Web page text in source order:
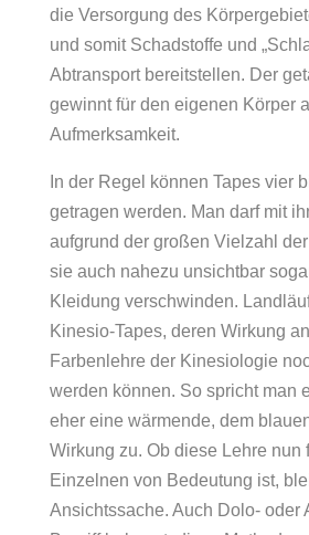
die Versorgung des
und somit Schadstoffe und
Abtransport bereitstellen. Der
gewinnt für den eigenen Körper
Aufmerksamkeit.
In der Regel können Tapes vier
getragen werden. Man darf mit
aufgrund der großen Vielzahl
sie auch nahezu unsichtbar
Kleidung verschwinden.
Kinesio-Tapes, deren Wirkung
Farbenlehre der Kinesiologie
werden können. So spricht man
eher eine wärmende, dem
Wirkung zu. Ob diese Lehre nun
Einzelnen von Bedeutung ist,
Ansichtssache. Auch Dolo- oder